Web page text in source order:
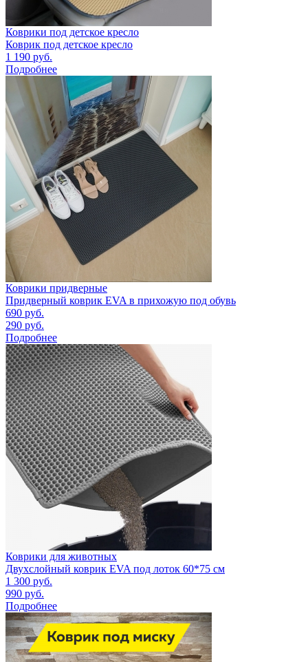
Коврики под детское кресло
Коврик под детское кресло
1 190 руб.
Подробнее
Коврики придверные
Придверный коврик EVA в прихожую под обувь
690 руб.
290 руб.
Подробнее
Коврики для животных
Двухслойный коврик EVA под лоток 60*75 см
1 300 руб.
990 руб.
Подробнее